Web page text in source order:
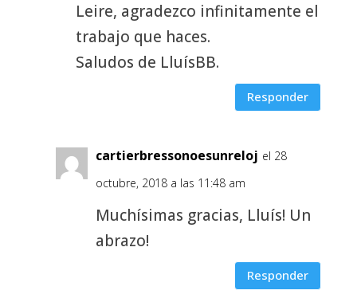
Leire, agradezco infinitamente el
trabajo que haces.
Saludos de LluísBB.
Responder
cartierbressonoesunreloj el 28
octubre, 2018 a las 11:48 am
Muchísimas gracias, Lluís! Un
abrazo!
Responder